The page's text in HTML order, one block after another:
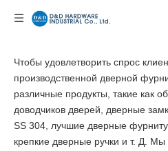
Чтобы удовлетворить спрос
производственной дверной
различные продукты, такие как
доводчиков дверей, дверные
SS 304, лучшие дверные
крепкие дверные ручки и т. Д.